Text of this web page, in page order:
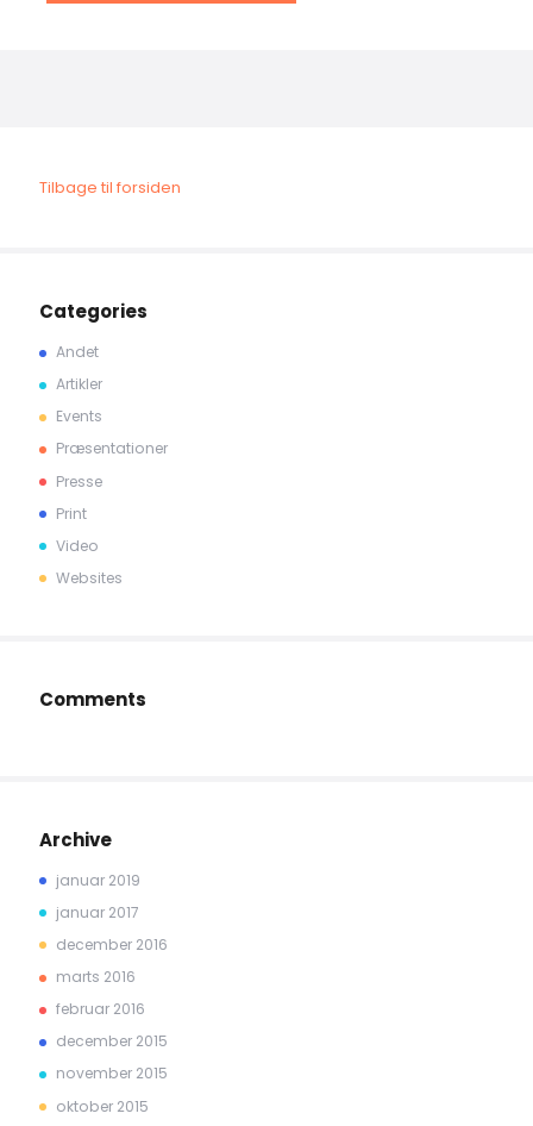
Tilbage til forsiden
Categories
Andet
Artikler
Events
Præsentationer
Presse
Print
Video
Websites
Comments
Archive
januar 2019
januar 2017
december 2016
marts 2016
februar 2016
december 2015
november 2015
oktober 2015